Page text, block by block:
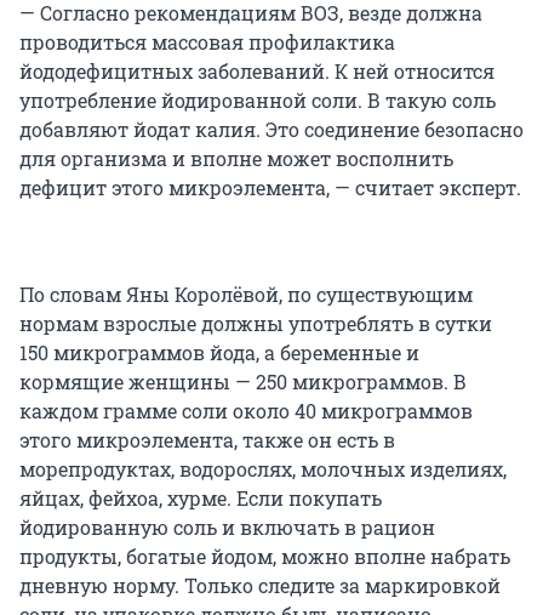
— Согласно рекомендациям ВОЗ, везде должна
проводиться массовая профилактика
йододефицитных заболеваний. К ней относится
употребление йодированной соли. В такую соль
добавляют йодат калия. Это соединение безопасно
для организма и вполне может восполнить
дефицит этого микроэлемента, — считает эксперт.
По словам Яны Королёвой, по существующим
нормам взрослые должны употреблять в сутки
150 микрограммов йода, а беременные и
кормящие женщины — 250 микрограммов. В
каждом грамме соли около 40 микрограммов
этого микроэлемента, также он есть в
морепродуктах, водорослях, молочных изделиях,
яйцах, фейхоа, хурме. Если покупать
йодированную соль и включать в рацион
продукты, богатые йодом, можно вполне набрать
дневную норму. Только следите за маркировкой